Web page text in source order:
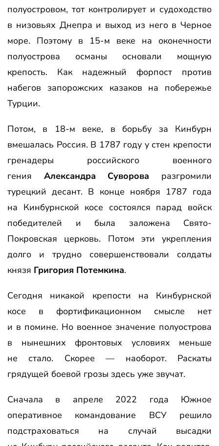
полуостровом, тот контролирует и судоходство
в низовьях Днепра и выход из него в Черное
море. Поэтому в 15-м веке на оконечности
полуострова османы основали мощную
крепость. Как надежный форпост против
набегов запорожских казаков на побережье
Турции.
Потом, в 18-м веке, в борьбу за Кинбурн
вмешалась Россия. В 1787 году у стен крепости
гренадеры российского военного
гения Александра Суворова разгромили
турецкий десант. В конце ноября 1787 года
на Кинбурнской косе состоялся парад войск
победителей и была заложена Свято-
Покровская церковь. Потом эти укрепления
долго и трудно совершенствовали солдаты
князя Григория Потемкина.
Сегодня никакой крепости на Кинбурнской
косе в фортификационном смысле нет
и в помине. Но военное значение полуострова
в нынешних фронтовых условиях меньше
не стало. Скорее — наоборот. Раскаты
грядущей боевой грозы здесь уже звучат.
Сначала в апреле 2022 года Южное
оперативное командование ВСУ решило
подстраховаться на случай высадки